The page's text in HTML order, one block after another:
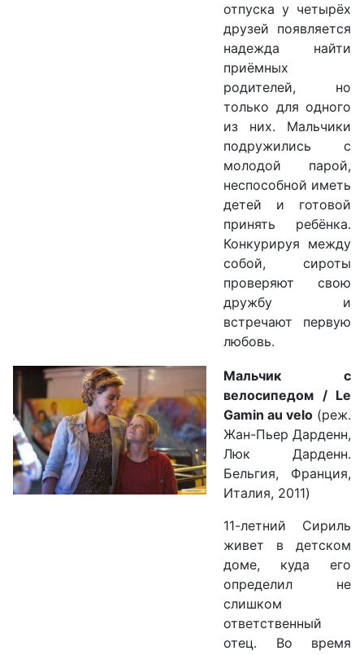
отпуска у четырёх
друзей появляется
надежда найти
приёмных
родителей, но
только для одного
из них. Мальчики
подружились с
молодой парой,
неспособной иметь
детей и готовой
принять ребёнка.
Конкурируя между
собой, сироты
проверяют свою
дружбу и
встречают первую
любовь.
Мальчик с
велосипедом / Le
Gamin au velo (реж.
Жан-Пьер Дарденн,
Люк Дарденн.
Бельгия, Франция,
Италия, 2011)
11-летний Сириль
живет в детском
доме, куда его
определил не
слишком
ответственный
отец. Во время